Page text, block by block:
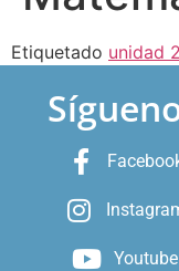
Etiquetado unidad 2
Youtube